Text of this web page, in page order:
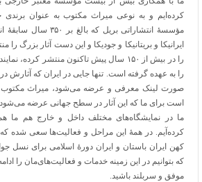
کرده‌ایم و به نوعی میراث مکتوب به عنوان
مؤسسۀ انتشاراتی بریل که
ایرانیکا و بریتانیکا و جودیکا و این دست آثار بزرگ
را در بیش از ۱۵۰ سال پیش تاکنون منتشر
را به عهده گرفته است. تنها جایی در ایران که
صورت لینک معرفی و عرضه می‌شود، میراث مکتوب
است برای ما که این آثار در سطح جهانی عرضه
ما در نمایشگاه‌های مختلف داخل و خارج هم ما
کرده‌آیم. در همۀ این مراحل و فعالیت‌ها سعی شده
کهن ایران باستان و ایران دورۀ اسلامی برای نسل
که بتوانیم در این زمینه خدمات و فعالیت‌های‌مان را
موفق و سربلند باشید.